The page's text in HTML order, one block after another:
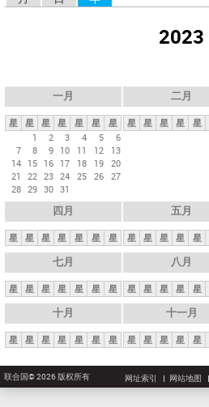
2023
一月
星 星 星 星 星 星
星
1
2 3 4 5
6
7
8 9 10 11 12
13
14 15 16 17 18 19 20
21
22 23 24 25 26 27
28 29 30 31
二月
星 星 星 星 星
四月
星 星 星 星 星 星 星
五月
星 星 星 星 星
七月
星 星 星 星 星 星 星
八月
星 星 星 星 星
十月
星 星 星 星 星 星 星
十一月
星 星 星 星 星
联合国© 2026 版权所有 网址索引 网站地图